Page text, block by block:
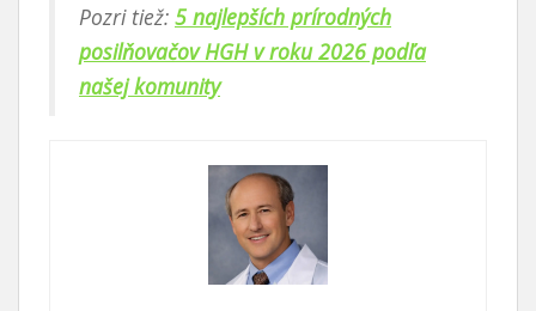
Pozri tiež: 5 najlepších prírodných
posilňovačov HGH v roku 2026 podľa
našej komunity